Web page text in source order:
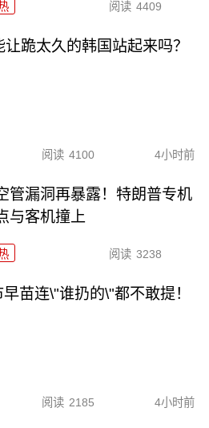
阅读 4409
跪太久的韩国站起来吗？
阅读 4100 4小时前
管漏洞再暴露！特朗普专机
与客机撞上
阅读 3238
苗连\"谁扔的\"都不敢提！
阅读 2185 4小时前